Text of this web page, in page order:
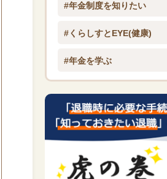
#年金制度を知りたい
#くらしすとEYE(健康)
#年金を学ぶ